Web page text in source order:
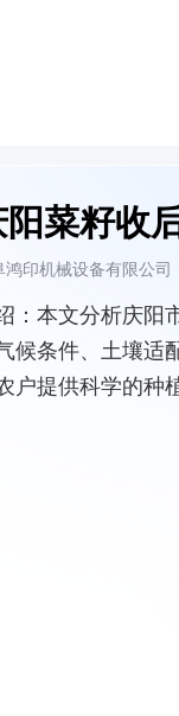
阳菜籽收
鸿印机械设备有限公司
： 本文分析庆阳
候条件、土壤适
户提供科学的种